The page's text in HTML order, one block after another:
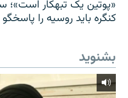
«پوتین یک تبهکار است»؛
کنگره باید روسیه را
بشنوید